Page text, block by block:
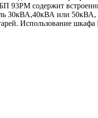
93PM содержит
или 50кВА,
Использование